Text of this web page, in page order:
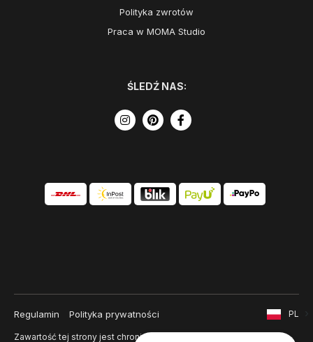
Polityka zwrotów
Praca w MOMA Studio
ŚLEDŹ NAS:
Regulamin Polityka prywatności
Zawartość tej strony jest chroniona prawem autorskim i
PL